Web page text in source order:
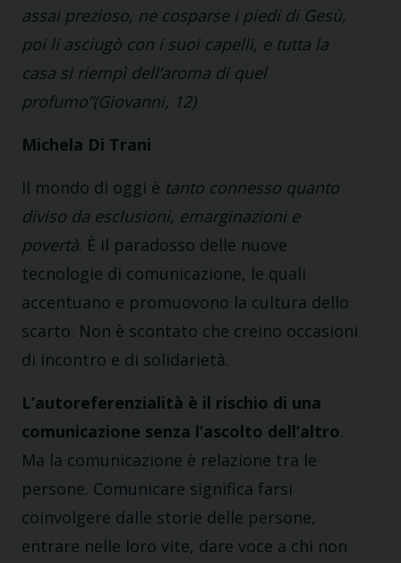
assai prezioso, ne cosparse i piedi di Gesù,
poi li asciugò con i suoi capelli, e tutta la
casa si riempì dell’aroma di quel
profumo”(Giovanni, 12)
Michela Di Trani
Il mondo di oggi è tanto connesso quanto
diviso da esclusioni, emarginazioni e
povertà. È il paradosso delle nuove
tecnologie di comunicazione, le quali
accentuano e promuovono la cultura dello
scarto. Non è scontato che creino occasioni
di incontro e di solidarietà.
L’autoreferenzialità è il rischio di una
comunicazione senza l’ascolto dell’altro.
Ma la comunicazione è relazione tra le
persone. Comunicare significa farsi
coinvolgere dalle storie delle persone,
entrare nelle loro vite, dare voce a chi non